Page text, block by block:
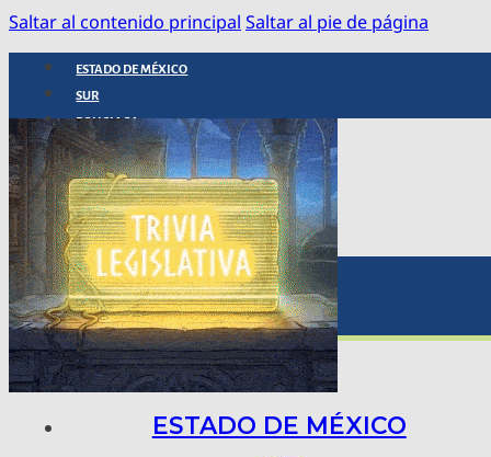
Saltar al contenido principal Saltar al pie de página
ESTADO DE MÉXICO
SUR
POLICIACA
NACIONAL
INTERNACIONAL
ARTE, CIENCIA Y TECNOLOGÍA
COLUMNAS
BAJO LA LUPA
RASTROS Y ROSTROS
VÍNCULOS ANIMALES
ESTADO DE MÉXICO